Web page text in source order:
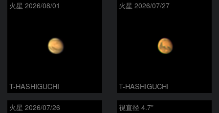
火星 2026/08/01
T-HASHIGUCHI
火星 2026/07/27
T-HASHIGUCHI
火星 2026/07/26 視直径 4.7"